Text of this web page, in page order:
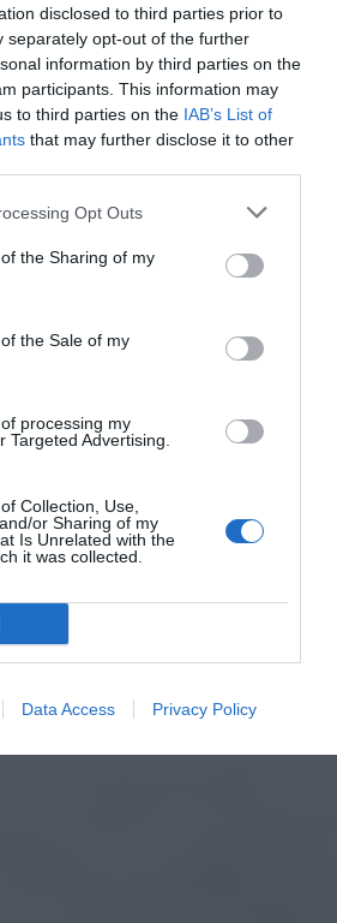
disclosed to third parties prior to
separately opt-out of the further
information by third parties on the
participants. This information may
to third parties on the IAB’s List of
that may further disclose it to other
Opt Outs
the Sharing of my
the Sale of my
processing my
Targeted Advertising.
Collection, Use,
or Sharing of my
Is Unrelated with the
it was collected.
Data Access Privacy Policy